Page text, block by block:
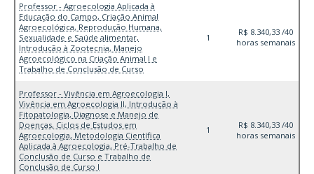
Professor - Agroecologia Aplicada à
Educação do Campo, Criação Animal
Agroecológica, Reprodução Humana,
Sexualidade e Saúde alimentar,
Introdução à Zootecnia, Manejo
Agroecológico na Criação Animal I e
Trabalho de Conclusão de Curso
1
R$ 8.340,33 /40
horas semanais
Professor - Vivência em Agroecologia I,
Vivência em Agroecologia II, Introdução à
Fitopatologia, Diagnose e Manejo de
Doenças, Ciclos de Estudos em
Agroecologia, Metodologia Científica
Aplicada à Agroecologia, Pré-Trabalho de
Conclusão de Curso e Trabalho de
Conclusão de Curso I
1
R$ 8.340,33 /40
horas semanais